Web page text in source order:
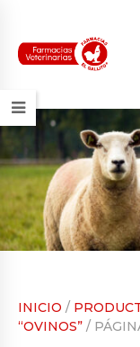
INICIO /
“OVINOS” /